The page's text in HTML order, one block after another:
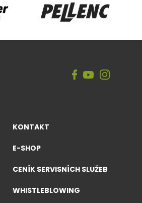
Pellenc
KONTAKT
E-SHOP
CENÍK SERVISNÍCH SLUŽEB
WHISTLEBLOWING